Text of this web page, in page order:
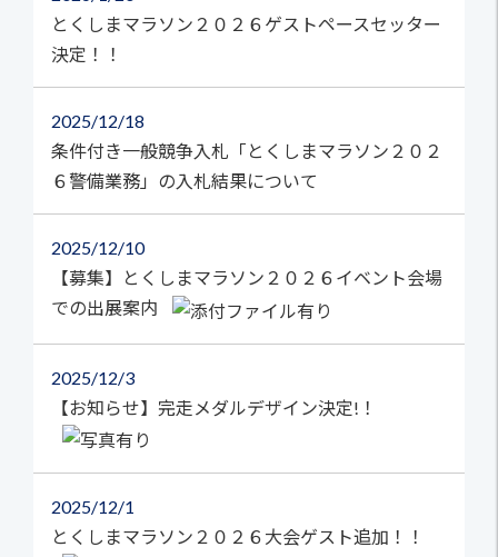
とくしまマラソン２０２６ゲストペースセッター
決定！！
2025 12/18
条件付き一般競争入札「とくしまマラソン２０２
６警備業務」の入札結果について
2025 12/10
【募集】とくしまマラソン２０２６イベント会場
での出展案内
2025 12/3
【お知らせ】完走メダルデザイン決定!！
2025 12/1
とくしまマラソン２０２６大会ゲスト追加！！